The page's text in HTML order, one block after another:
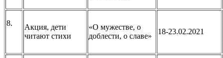
8.
Акция, дети
читают стихи
«О мужестве, о
доблести, о славе»
18-23.02.2021